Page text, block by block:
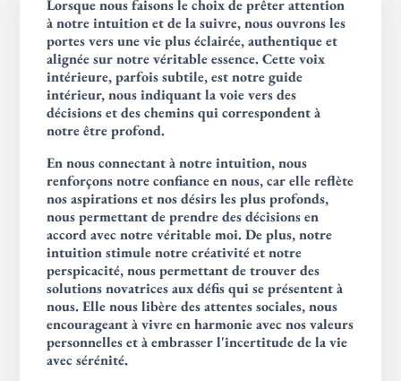
Lorsque nous faisons le choix de prêter attention
à notre intuition et de la suivre, nous ouvrons les
portes vers une vie plus éclairée, authentique et
alignée sur notre véritable essence. Cette voix
intérieure, parfois subtile, est notre guide
intérieur, nous indiquant la voie vers des
décisions et des chemins qui correspondent à
notre être profond.
En nous connectant à notre intuition, nous
renforçons notre confiance en nous, car elle reflète
nos aspirations et nos désirs les plus profonds,
nous permettant de prendre des décisions en
accord avec notre véritable moi. De plus, notre
intuition stimule notre créativité et notre
perspicacité, nous permettant de trouver des
solutions novatrices aux défis qui se présentent à
nous. Elle nous libère des attentes sociales, nous
encourageant à vivre en harmonie avec nos valeurs
personnelles et à embrasser l'incertitude de la vie
avec sérénité.